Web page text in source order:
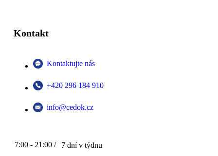
Kontakt
Kontaktujte nás
+420 296 184 910
info@cedok.cz
7:00 - 21:00 / 7 dní v týdnu